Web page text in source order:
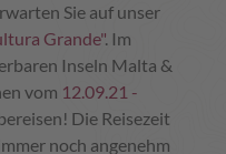
Sie auf unser
Grande". Im
Inseln Malta &
vom 12.09.21 -
Die Reisezeit
noch angenehm